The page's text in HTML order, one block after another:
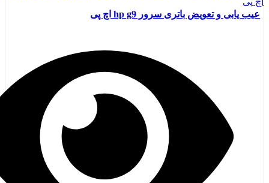
عیب یابی و تعویض باتری سرور hp g9 اچ پی